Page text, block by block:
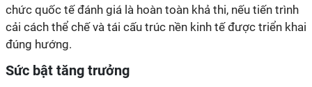
chức quốc tế đánh giá là hoàn toàn khả thi, nếu tiến trình
cải cách thể chế và tái cấu trúc nền kinh tế được triển khai
đúng hướng.
Sức bật tăng trưởng